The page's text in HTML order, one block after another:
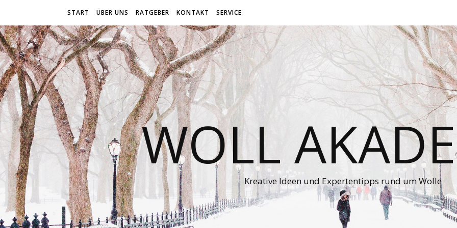
START ÜBER UNS RATGEBER KONTAKT SERVICE
WOLL
Kreative Ideen und Expertentipps rund um Wolle